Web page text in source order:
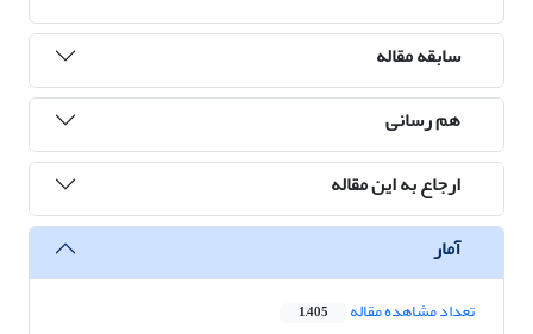
سابقه مقاله
هم رسانی
ارجاع به این مقاله
آمار
تعداد مشاهده مقاله 1,405